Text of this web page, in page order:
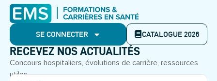
SE CONNECTER CATALOGUE 2026
RECEVEZ NOS ACTUALITÉS
Concours hospitaliers, évolutions de carrière, ressources
utiles.